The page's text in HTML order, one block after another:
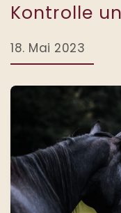
Kontrolle
18. Mai 2023